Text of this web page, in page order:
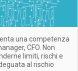
una competenza
CFO. Non
limiti, rischi e
al rischio